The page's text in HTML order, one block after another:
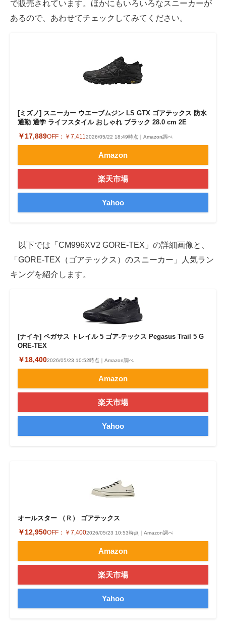
で販売されています。ほかにもいろいろなスニーカーが
あるので、あわせてチェックしてみてください。
[ミズノ] スニーカー ウエーブムジン LS GTX ゴアテックス 防水
通勤 通学 ライフスタイル おしゃれ ブラック 28.0 cm 2E
￥17,889OFF： ￥7,4112026/05/22 18:49時点｜Amazon調べ
Amazon
楽天市場
Yahoo
以下では「CM996XV2 GORE-TEX」の詳細画像と、
「GORE-TEX（ゴアテックス）のスニーカー」人気ラン
キングを紹介します。
[ナイキ] ペガサス トレイル 5 ゴア-テックス Pegasus Trail 5 G
ORE-TEX
￥18,4002026/05/23 10:52時点｜Amazon調べ
Amazon
楽天市場
Yahoo
オールスター （Ｒ） ゴアテックス
￥12,950OFF： ￥7,4002026/05/23 10:53時点｜Amazon調べ
Amazon
楽天市場
Yahoo